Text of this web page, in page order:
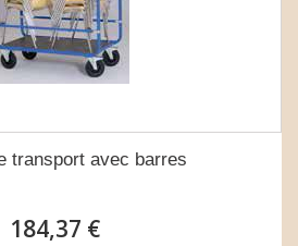
transport avec barres
184,37 €